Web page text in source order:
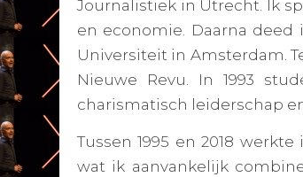
Journalistiek in Utrecht. Ik
en economie. Daarna
Universiteit in Amsterdam.
Nieuwe Revu. In 1993
charismatisch leiderschap
Tussen 1995 en 2018
wat ik aanvankelijk